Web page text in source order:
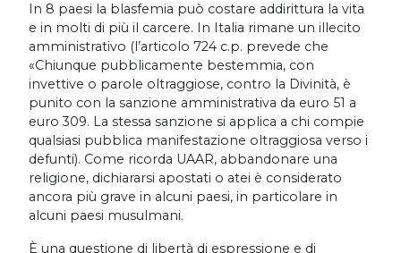
In 8 paesi la blasfemia può costare addirittura la vita
e in molti di più il carcere. In Italia rimane un illecito
amministrativo (l’articolo 724 c.p. prevede che
«Chiunque pubblicamente bestemmia, con
invettive o parole oltraggiose, contro la Divinità, è
punito con la sanzione amministrativa da euro 51 a
euro 309. La stessa sanzione si applica a chi compie
qualsiasi pubblica manifestazione oltraggiosa verso i
defunti). Come ricorda UAAR, abbandonare una
religione, dichiararsi apostati o atei è considerato
ancora più grave in alcuni paesi, in particolare in
alcuni paesi musulmani.
È una questione di libertà di espressione e di